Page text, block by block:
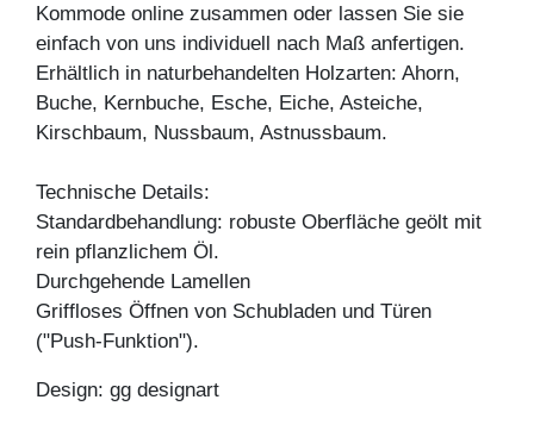
Kommode online zusammen oder lassen Sie sie
einfach von uns individuell nach Maß anfertigen.
Erhältlich in naturbehandelten Holzarten: Ahorn,
Buche, Kernbuche, Esche, Eiche, Asteiche,
Kirschbaum, Nussbaum, Astnussbaum.
Technische Details:
Standardbehandlung: robuste Oberfläche geölt mit
rein pflanzlichem Öl.
Durchgehende Lamellen
Griffloses Öffnen von Schubladen und Türen
("Push-Funktion").
Design: gg designart